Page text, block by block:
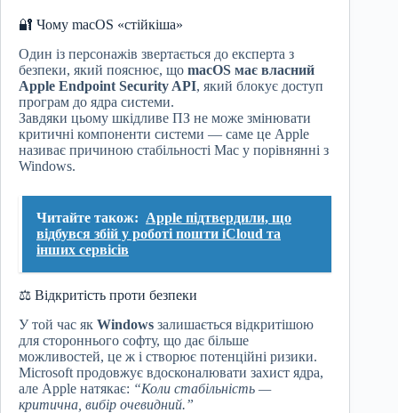
🔐 Чому macOS «стійкіша»
Один із персонажів звертається до експерта з
безпеки, який пояснює, що macOS має власний
Apple Endpoint Security API, який блокує доступ
програм до ядра системи.
Завдяки цьому шкідливе ПЗ не може змінювати
критичні компоненти системи — саме це Apple
називає причиною стабільності Mac у порівнянні з
Windows.
Читайте також: Apple підтвердили, що
відбувся збій у роботі пошти iCloud та
інших сервісів
⚖️ Відкритість проти безпеки
У той час як Windows залишається відкритішою
для стороннього софту, що дає більше
можливостей, це ж і створює потенційні ризики.
Microsoft продовжує вдосконалювати захист ядра,
але Apple натякає: “Коли стабільність —
критична, вибір очевидний.”